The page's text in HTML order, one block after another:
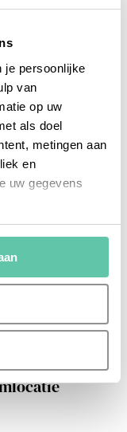
je persoonlijke
van
op uw
als doel
metingen aan
en
uw gegevens
kan zijn
actief te
(fingerprinting)
wijzigen of